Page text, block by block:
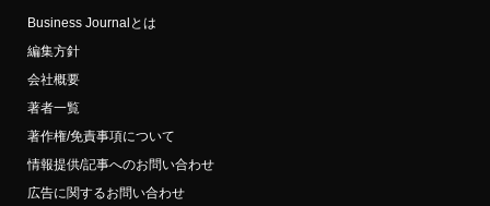
Business Journalとは
編集方針
会社概要
著者一覧
著作権/免責事項について
情報提供/記事へのお問い合わせ
広告に関するお問い合わせ